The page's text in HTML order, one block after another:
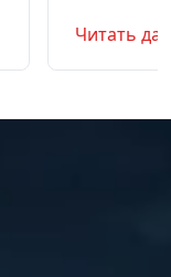
Маршрут на
Читать